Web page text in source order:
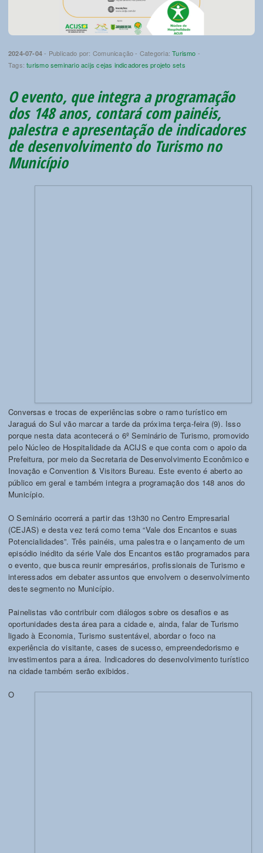
2024-07-04 - Publicado por: Comunicação - Categoria:Turismo -
Tags:turismo seminario acijs cejas indicadores projeto sets
O evento, que integra a programação
dos 148 anos, contará com painéis,
palestra e apresentação de indicadores
de desenvolvimento do Turismo no
Município
Conversas e trocas de experiências sobre o ramo turístico em
Jaraguá do Sul vão marcar a tarde da próxima terça-feira (9). Isso
porque nesta data acontecerá o 6º Seminário de Turismo, promovido
pelo Núcleo de Hospitalidade da ACIJS e que conta com o apoio da
Prefeitura, por meio da Secretaria de Desenvolvimento Econômico e
Inovação e Convention & Visitors Bureau. Este evento é aberto ao
público em geral e também integra a programação dos 148 anos do
Município.
O Seminário ocorrerá a partir das 13h30 no Centro Empresarial
(CEJAS) e desta vez terá como tema “Vale dos Encantos e suas
Potencialidades”. Três painéis, uma palestra e o lançamento de um
episódio inédito da série Vale dos Encantos estão programados para
o evento, que busca reunir empresários, profissionais de Turismo e
interessados em debater assuntos que envolvem o desenvolvimento
deste segmento no Município.
Painelistas vão contribuir com diálogos sobre os desafios e as
oportunidades desta área para a cidade e, ainda, falar de Turismo
ligado à Economia, Turismo sustentável, abordar o foco na
experiência do visitante, cases de sucesso, empreendedorismo e
investimentos para a área. Indicadores do desenvolvimento turístico
na cidade também serão exibidos.
O